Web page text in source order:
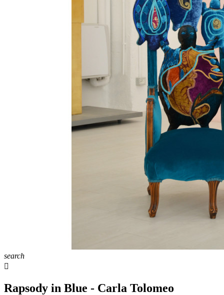
search

Rapsody in Blue - Carla Tolomeo